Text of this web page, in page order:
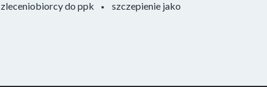
do ppk
szczepienie jako